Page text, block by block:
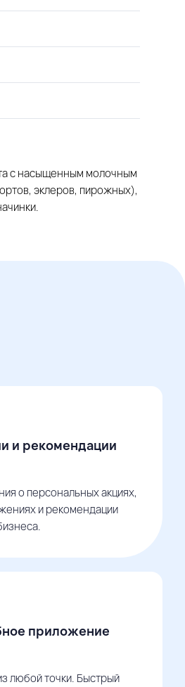
с насыщенным молочным
эклеров, пирожных),
и рекомендации
о персональных акциях,
и рекомендации
приложение
любой точки. Быстрый